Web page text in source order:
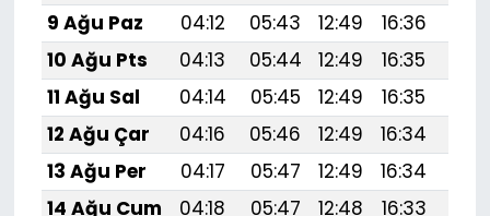
9 Ağu Paz
04:12 05:43 12:49 16:36
10 Ağu Pts
04:13 05:44 12:49 16:35
11 Ağu Sal
04:14 05:45 12:49 16:35
12 Ağu Çar
04:16 05:46 12:49 16:34
13 Ağu Per
04:17 05:47 12:49 16:34
14 Ağu Cum
04:18 05:47 12:48 16:33